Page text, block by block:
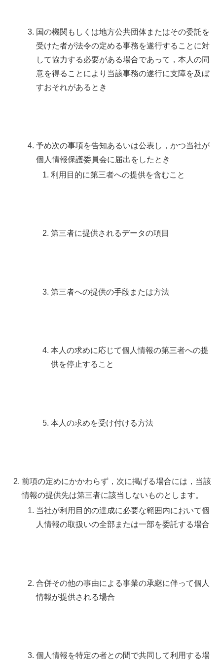
国の機関もしくは地方公共団体またはその委託を
受けた者が法令の定める事務を遂行することに対
して協力する必要がある場合であって，本人の同
意を得ることにより当該事務の遂行に支障を及ぼ
すおそれがあるとき
予め次の事項を告知あるいは公表し，かつ当社が
個人情報保護委員会に届出をしたとき
利用目的に第三者への提供を含むこと
第三者に提供されるデータの項目
第三者への提供の手段または方法
本人の求めに応じて個人情報の第三者への提
供を停止すること
本人の求めを受け付ける方法
前項の定めにかかわらず，次に掲げる場合には，当該
情報の提供先は第三者に該当しないものとします。
当社が利用目的の達成に必要な範囲内において個
人情報の取扱いの全部または一部を委託する場合
合併その他の事由による事業の承継に伴って個人
情報が提供される場合
個人情報を特定の者との間で共同して利用する場